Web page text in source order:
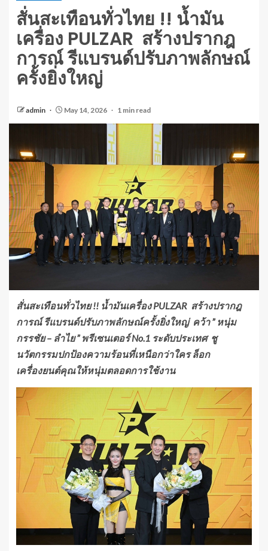
สั่นสะเทือนทั่วไทย !! น้ำมัน
เครื่อง PULZAR สร้างปรากฎ
การณ์ รีแบรนด์ปรับภาพลักษณ์
ครั้งยิ่งใหญ่
admin May 14, 2026 1 min read
สั่นสะเทือนทั่วไทย !! น้ำมันเครื่อง PULZAR สร้างปรากฎ
การณ์ รีแบรนด์ปรับภาพลักษณ์ครั้งยิ่งใหญ่ คว้า ” หนุ่ม
กรรชัย – ลำไย ” พรีเซนเตอร์ No.1 ระดับประเทศ ชู
นวัตกรรมปกป้องความร้อนที่เหนือกว่าใคร ล็อก
เครื่องยนต์คุณให้หนุ่มตลอดการใช้งาน